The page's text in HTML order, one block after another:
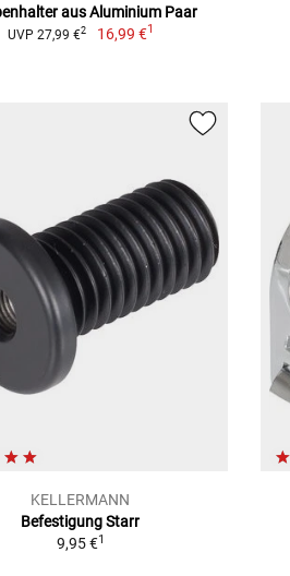
aus Aluminium Paar
UVP 27,99 €2 16,99 €1
KELLERMANN
Befestigung Starr
9,95 €1